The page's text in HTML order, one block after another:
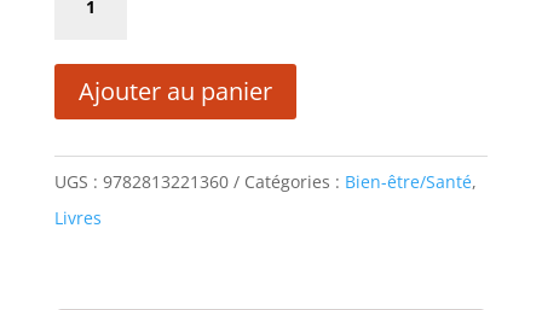
23,90 €.11,95 €.
NOUVEAU
TRAITÉ
Ajouter au panier
UGS : 9782813221360 Catégories : Bien-être/Santé,
Livres